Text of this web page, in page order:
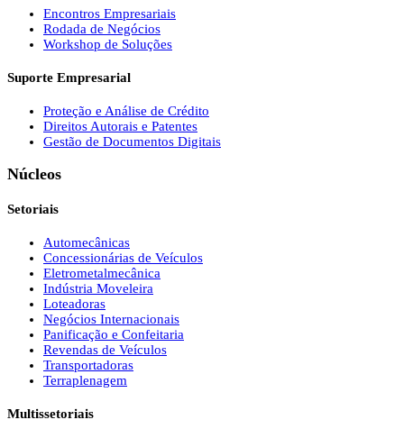
Encontros Empresariais
Rodada de Negócios
Workshop de Soluções
Suporte Empresarial
Proteção e Análise de Crédito
Direitos Autorais e Patentes
Gestão de Documentos Digitais
Núcleos
Setoriais
Automecânicas
Concessionárias de Veículos
Eletrometalmecânica
Indústria Moveleira
Loteadoras
Negócios Internacionais
Panificação e Confeitaria
Revendas de Veículos
Transportadoras
Terraplenagem
Multissetoriais